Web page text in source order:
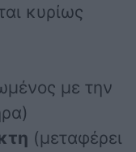
κυρίως
με την
(μεταφέρει